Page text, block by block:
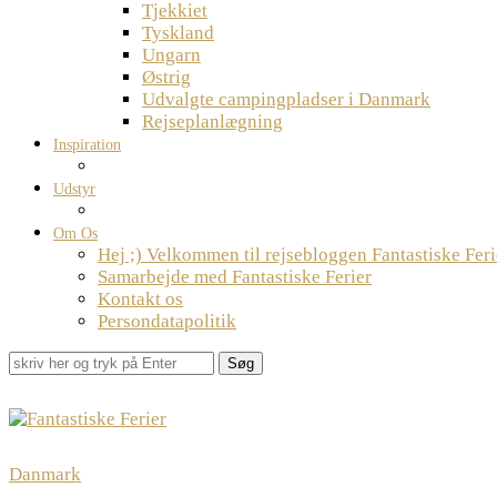
Tjekkiet
Tyskland
Ungarn
Østrig
Udvalgte campingpladser i Danmark
Rejseplanlægning
Inspiration
Udstyr
Om Os
Hej ;) Velkommen til rejsebloggen Fantastiske
Samarbejde med Fantastiske Ferier
Kontakt os
Persondatapolitik
Søg
Danmark